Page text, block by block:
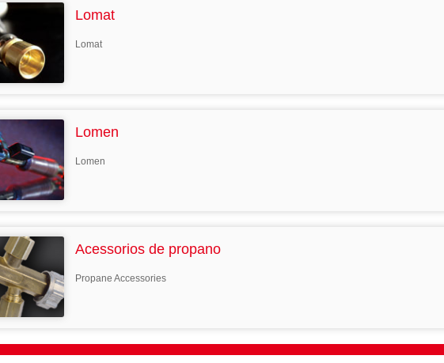
Lomat
Lomat
Lomen
Lomen
Acessorios de propano
Propane Accessories